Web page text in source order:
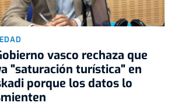
vasco rechaza que
"saturación turística" en
porque los datos lo